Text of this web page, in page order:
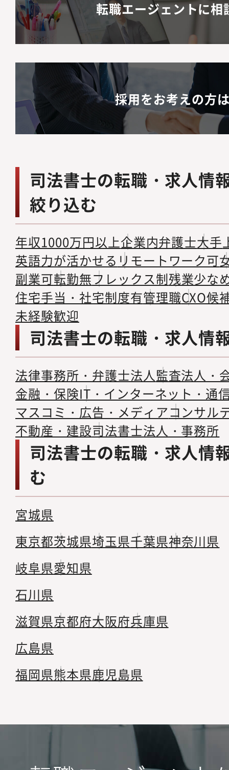
転職エージェントに相
採用をお考えの方
司法書士の転職・求人情
絞り込む
年収1000万円以上企業内弁護士大手
英語力が活かせる リモートワーク可
副業可転勤無フレックス制残業少な
住宅手当・社宅制度有管理職CXO候
未経験歓迎
司法書士の転職・求人情
法律事務所・弁護士法人監査法人・
金融・保険IT・インターネット・通
マスコミ・広告・メディアコンサル
不動産・建設司法書士法人・事務所
司法書士の転職・求人情
む
宮城県
東京都茨城県埼玉県千葉県神奈川県
岐阜県愛知県
石川県
滋賀県京都府大阪府兵庫県
広島県
福岡県熊本県鹿児島県